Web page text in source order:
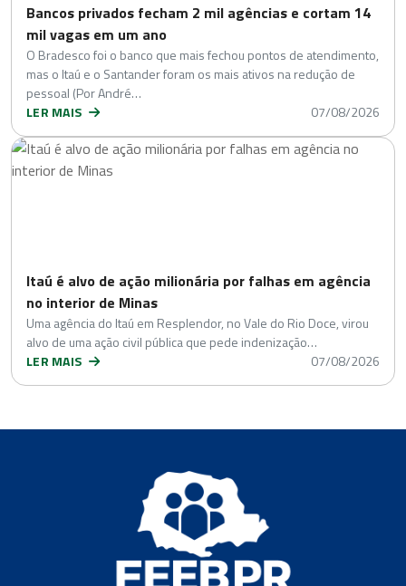
Bancos privados fecham 2 mil agências e cortam 14
mil vagas em um ano
O Bradesco foi o banco que mais fechou pontos de atendimento,
mas o Itaú e o Santander foram os mais ativos na redução de
pessoal (Por André…
LER MAIS
07/08/2026
Itaú é alvo de ação milionária por falhas em agência
no interior de Minas
Uma agência do Itaú em Resplendor, no Vale do Rio Doce, virou
alvo de uma ação civil pública que pede indenização…
LER MAIS
07/08/2026